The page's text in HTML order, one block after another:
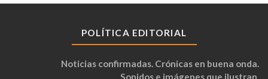
POLÍTICA EDITORIAL
Noticias confirmadas. Crónicas en buena onda.
Sonidos e imágenes que ilustran.